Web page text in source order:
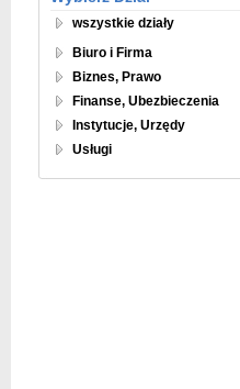
wszystkie działy
Biuro i Firma
Biznes, Prawo
Finanse, Ubezbieczenia
Instytucje, Urzędy
Usługi